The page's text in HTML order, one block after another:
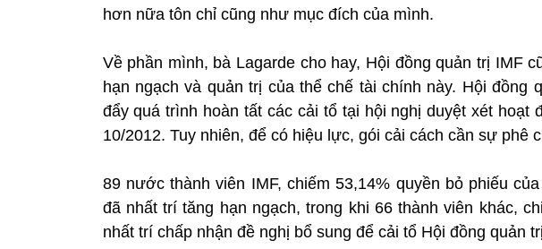
hơn nữa tôn chỉ cũng như mục đích của mình.
Về phần mình, bà Lagarde cho hay, Hội đồng quản trị IMF
hạn ngạch và quản trị của thể chế tài chính này. Hội đồng
đẩy quá trình hoàn tất các cải tổ tại hội nghị duyệt xét hoạt
10/2012. Tuy nhiên, để có hiệu lực, gói cải cách cần sự phê
89 nước thành viên IMF, chiếm 53,14% quyền bỏ phiếu
đã nhất trí tăng hạn ngạch, trong khi 66 thành viên khác,
nhất trí chấp nhận đề nghị bổ sung để cải tổ Hội đồng quản